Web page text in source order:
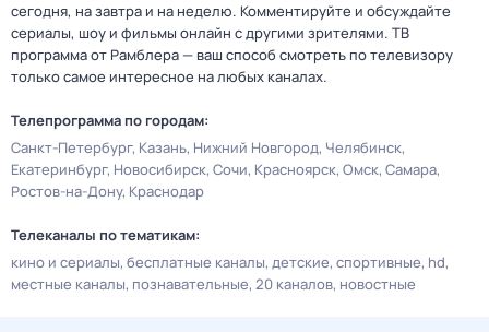
сегодня, на завтра и на неделю. Комментируйте и обсуждайте
сериалы, шоу и фильмы онлайн с другими зрителями. ТВ
программа от Рамблера — ваш способ смотреть по телевизору
только самое интересное на любых каналах.
Телепрограмма по городам:
Санкт-Петербург Казань Нижний Новгород Челябинск
Екатеринбург Новосибирск Сочи Красноярск Омск Самара
Ростов-на-Дону Краснодар
Телеканалы по тематикам:
кино и сериалы бесплатные каналы детские спортивные hd
местные каналы познавательные 20 каналов новостные